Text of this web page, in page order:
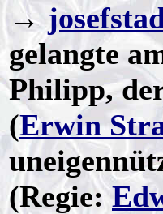
→
gelangte
Philipp,
(Erwin
(Regie: